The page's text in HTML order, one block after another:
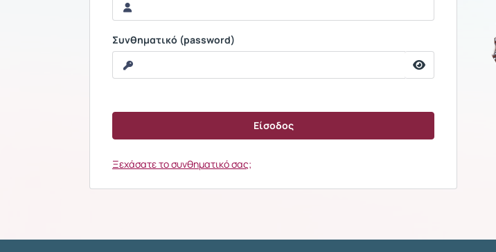
Συνθηματικό (password)
Ξεχάσατε το συνθηματικό σας;